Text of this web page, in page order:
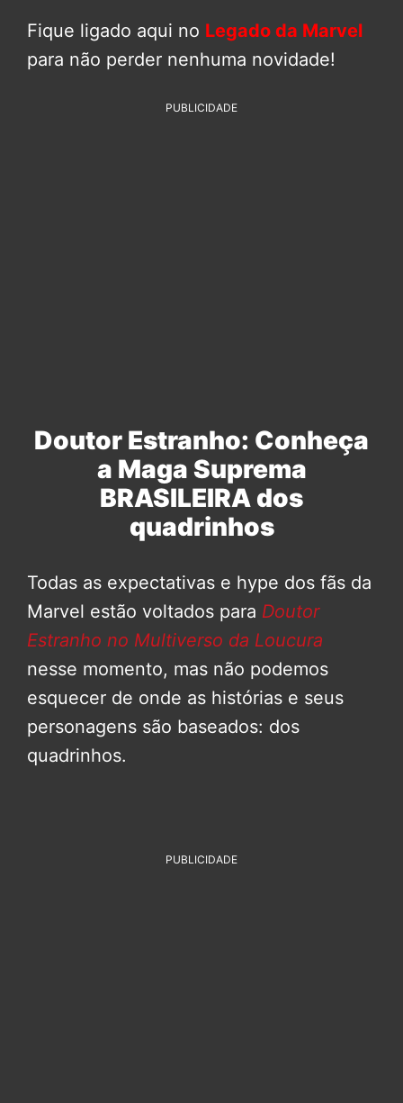
Fique ligado aqui no Legado da Marvel
para não perder nenhuma novidade!
PUBLICIDADE
Doutor Estranho: Conheça
a Maga Suprema
BRASILEIRA dos
quadrinhos
Todas as expectativas e hype dos fãs da
Marvel estão voltados para Doutor
Estranho no Multiverso da Loucura
nesse momento, mas não podemos
esquecer de onde as histórias e seus
personagens são baseados: dos
quadrinhos.
PUBLICIDADE